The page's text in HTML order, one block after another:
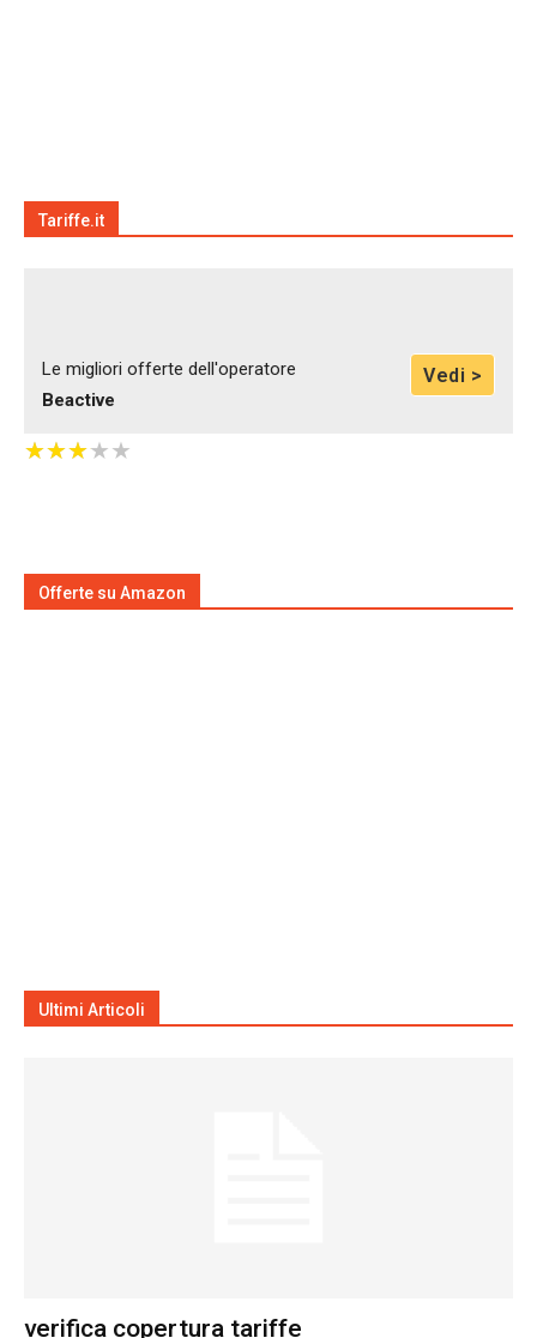
Tariffe.it
Le migliori offerte dell'operatore
Beactive
Vedi >
★★★★★
★★★★★
Offerte su Amazon
Ultimi Articoli
verifica copertura tariffe